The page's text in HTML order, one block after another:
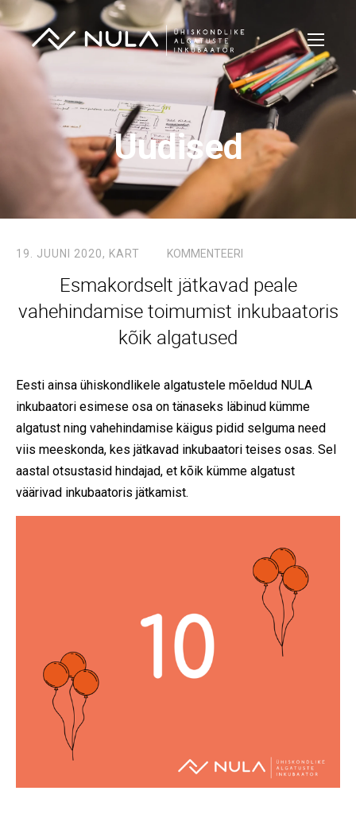
Uudised
19. JUUNI 2020, KART KOMMENTEERI
Esmakordselt jätkavad peale
vahehindamise toimumist inkubaatoris
kõik algatused
Eesti ainsa ühiskondlikele algatustele mõeldud NULA
inkubaatori esimese osa on tänaseks läbinud kümme
algatust ning vahehindamise käigus pidid selguma need
viis meeskonda, kes jätkavad inkubaatori teises osas. Sel
aastal otsustasid hindajad, et kõik kümme algatust
väärivad inkubaatoris jätkamist.